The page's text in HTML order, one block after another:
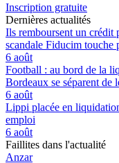
Inscription gratuite
Dernières actualités
Ils remboursent un crédit
scandale Fiducim touche
6 août
Football : au bord de la
Bordeaux se séparent de
6 août
Lippi placée en
emploi
6 août
Faillites dans l'actualité
Anzar